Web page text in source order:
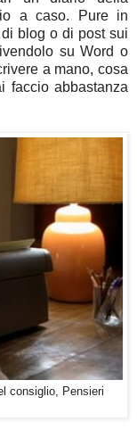
a caso. Pure in
blog o di post sui
su Word o
a mano, cosa
faccio abbastanza
consiglio, Pensieri